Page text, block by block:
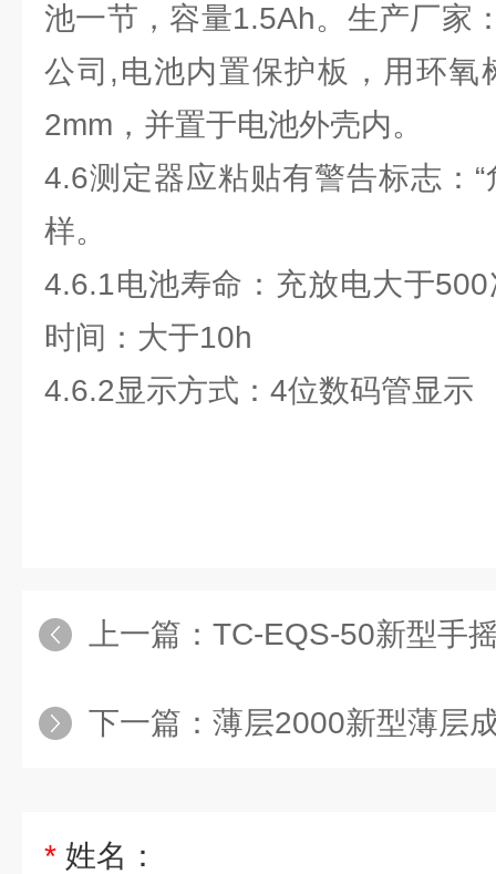
池一节，容量1.5Ah。生产厂家
公司,电池内置保护板，用环氧
2mm，并置于电池外壳内。
4.6测定器应粘贴有警告标志：
样。
4.6.1电池寿命：充放电大于
时间：大于10h
4.6.2显示方式：4位数码管显示
上一篇： TC-EQS-50新型手
下一篇： 薄层2000新型薄层
* 姓名：